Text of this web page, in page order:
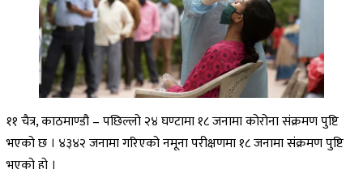
११ चैत्र, काठमाण्डौ – पछिल्लो २४ घण्टामा १८ जनामा कोरोना संक्रमण पुष्टि
भएको छ । ४३४२ जनामा गरिएको नमूना परीक्षणमा १८ जनामा संक्रमण पुष्टि
भएको हो ।